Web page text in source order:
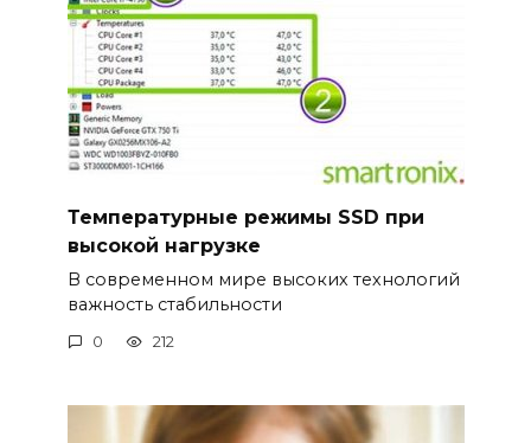
Температурные режимы SSD при
высокой нагрузке
В современном мире высоких технологий
важность стабильности
0 212